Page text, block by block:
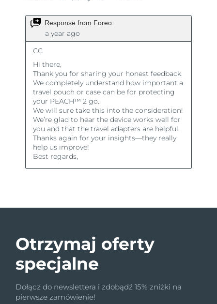
Otrzymaj oferty
specjalne
Dołącz do newslettera i zdobądź 15% zniżki na
pierwsze zamówienie!